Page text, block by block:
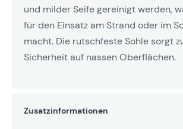
und milder Seife gereinigt werden,
für den Einsatz am Strand oder im
macht. Die rutschfeste Sohle sorgt
Sicherheit auf nassen Oberflächen.
Zusatzinformationen